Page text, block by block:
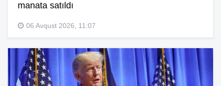
manata satıldı
06 Avqust 2026, 11:07